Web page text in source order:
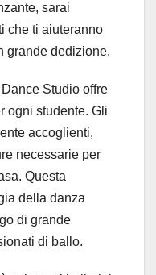
sarai
che ti aiuteranno
grande dedizione.
Studio offre
ogni studente. Gli
accoglienti,
necessarie per
Questa
della danza
di grande
di ballo.